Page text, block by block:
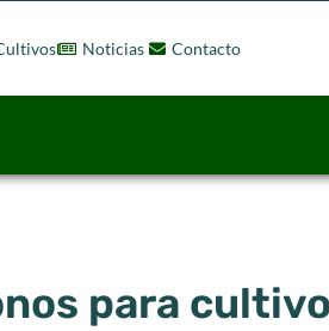
Noticias Contacto
para